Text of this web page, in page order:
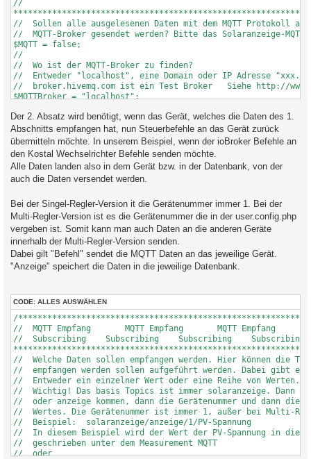
//
//  Sollen alle ausgelesenen Daten mit dem MQTT Protokoll an
//  MQTT-Broker gesendet werden? Bitte das Solaranzeige-MQTT
$MQTT = false;
//
//  Wo ist der MQTT-Broker zu finden?
//  Entweder "localhost", eine Domain oder IP Adresse
//  broker.hivemq.com ist ein Test Broker   Siehe http://
$MQTTBroker = "localhost";
//  Benutzter Port des Brokers. Normal ist 1883  mit SSL 8883
$MQTTPort = 1883;
//
//  Falls der Broker gesichert ist. Sonst bitte leer lassen.
$MQTTBenutzer = "";
$MQTTKennwort = "";
//
//  Wenn hier true steht, muss im Verzeichnis "/var/www/
//  'ca.crt' vorhanden sein. Nähere Einzelheiten über diese
//  man im Internet in der Mosquitto Dokumentation.
$MQTTSSL = false;
//
//  Timeout der Übertragung zum Broker. Normal = 10 bis 60
$MQTTKeepAlive = 60;
//  oder solaranzeige/box1                     (solaranzeige
//  Man kann das Gerät nennen wie man will, nur jedes Gerät,
//  senden soll unterschiedlich. Entwerder 1 bis 6 oder
$MQTTGeraet = "box1";
//
//  Welche Daten sollen als MQTT Message übertragen werden?
//  aufgeführt ist, werden alle ausgelesenen Daten
//  Bitte darauf achten, dass keine Leerstellen zwischen den
//  Die einzelnen Variablen müssen mit einem Komma getrennt
//  werden. Zusätzlich müssen sie den Eintrag vom
//  enthalten. Das ist nötig, da mehrere Geräte an dem
//  Beispiel mit obigen MQTTGeraet:
//  $MQTTAuswahl = "1/ladestatus,1/solarspannung,1/
//  Werden hier Variablen eingetragen, dann werden auch nur
//  übertragen.
$MQTTAuswahl = "";
Der 2. Absatz wird benötigt, wenn das Gerät, welches die Daten des 1.
Abschnitts empfangen hat, nun Steuerbefehle an das Gerät zurück
übermitteln möchte. In unserem Beispiel, wenn der ioBroker Befehle an
den Kostal Wechselrichter Befehle senden möchte.
Alle Daten landen also in dem Gerät bzw. in der Datenbank, von der
auch die Daten versendet werden.
Bei der Singel-Regler-Version it die Gerätenummer immer 1. Bei der
Multi-Regler-Version ist es die Gerätenummer die in der user.config.php
vergeben ist. Somit kann man auch Daten an die anderen Geräte
innerhalb der Multi-Regler-Version senden.
Dabei gilt "Befehl" sendet die MQTT Daten an das jeweilige Gerät.
"Anzeige" speichert die Daten in die jeweilige Datenbank.
CODE: ALLES AUSWÄHLEN
/
//  MQTT Empfang       MQTT Empfang       MQTT Empfang
//  Subscribing    Subscribing    Subscribing    Subscribing
//  Welche Daten sollen empfangen werden. Hier können die
//  empfangen werden sollen aufgeführt werden. Dabei gibt es
//  Entweder ein einzelner Wert oder eine Reihe von Werten.
//  Wichtig! Das basis Topics ist immer solaranzeige. Dann
//  oder anzeige kommen, dann die Gerätenummer und dann die
//  Wertes. Die Gerätenummer ist immer 1, außer bei Multi-
//  Beispiel:  solaranzeige/anzeige/1/PV-Spannung
//  In diesem Beispiel wird der Wert der PV-Spannung in die
//  geschrieben unter dem Measurement MQTT
//  oder